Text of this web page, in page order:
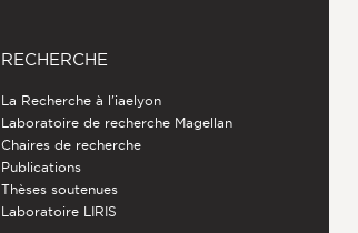
RECHERCHE
La Recherche à l'iaelyon
Laboratoire de recherche Magellan
Chaires de recherche
Publications
Thèses soutenues
Laboratoire LIRIS